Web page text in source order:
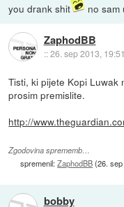
you drank shit no sam
ZaphodBB
::26. sep 2013, 19:51
Tisti, ki pijete Kopi Luwak
prosim premislite.
http://
Zgodovina sprememb…
spremenil:ZaphodBB(26.
bobby